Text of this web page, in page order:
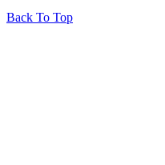
Back To Top